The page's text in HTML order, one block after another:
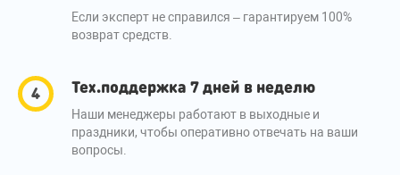
Если эксперт не справился – гарантируем 100%
возврат средств.
Тех.поддержка 7 дней в неделю
Наши менеджеры работают в выходные и
праздники, чтобы оперативно отвечать на ваши
вопросы.